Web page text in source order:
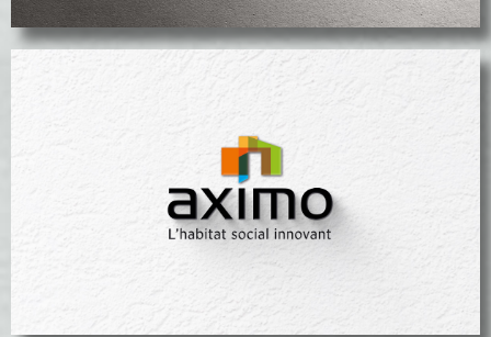
Supports AXIMO
voir le projet